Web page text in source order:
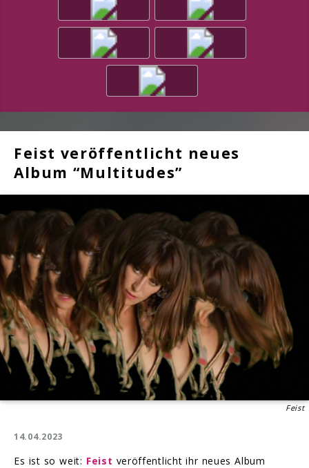
Feist veröffentlicht neues
Album “Multitudes”
Feist
14.04.2023
Es ist so weit: Feist veröffentlicht ihr neues Album